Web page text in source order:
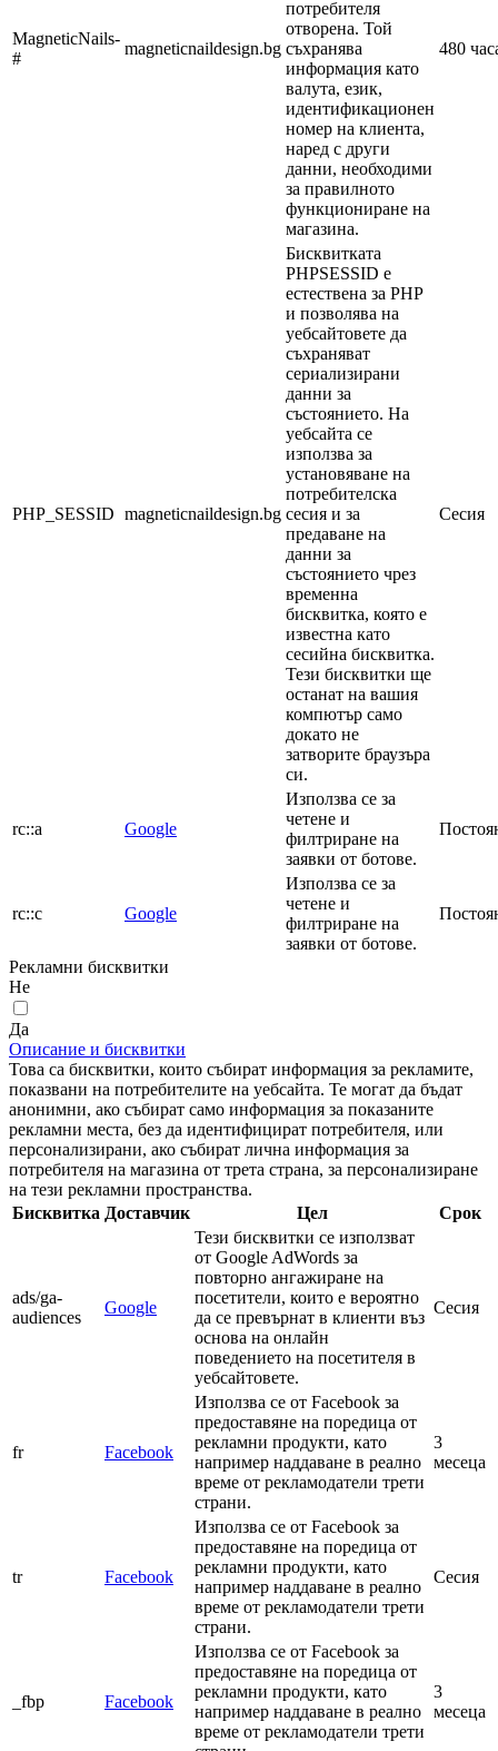
MagneticNails-
#
magneticnaildesign.bg
потребителя
отворена. Той
съхранява
информация като
валута, език,
идентификационен
номер на клиента,
наред с други
данни, необходими
за правилното
функциониране на
магазина.
480
PHP_SESSID magneticnaildesign.bg
Бисквитката
PHPSESSID е
естествена за PHP
и позволява на
уебсайтовете да
съхраняват
сериализирани
данни за
състоянието. На
уебсайта се
използва за
установяване на
потребителска
сесия и за
предаване на
данни за
състоянието чрез
временна
бисквитка, която е
известна като
сесийна бисквитка.
Тези бисквитки ще
останат на вашия
компютър само
докато не
затворите браузъра
си.
Сесия
rc::a Google
Използва се за
четене и
филтриране на
заявки от ботове.
rc::c Google
Използва се за
четене и
филтриране на
заявки от ботове.
Рекламни бисквитки
Не
Да
Описание и бисквитки
Това са бисквитки, които събират информация за рекламите,
показвани на потребителите на уебсайта. Те могат да бъдат
анонимни, ако събират само информация за показаните
рекламни места, без да идентифицират потребителя, или
персонализирани, ако събират лична информация за
потребителя на магазина от трета страна, за персонализиране
на тези рекламни пространства.
Бисквитка Доставчик Цел Срок
ads/ga-
audiences
Google
Тези бисквитки се използват
от Google AdWords за
повторно ангажиране на
посетители, които е вероятно
да се превърнат в клиенти въз
основа на онлайн
поведението на посетителя в
уебсайтовете.
Сесия
fr Facebook
Използва се от Facebook за
предоставяне на поредица от
рекламни продукти, като
например наддаване в реално
време от рекламодатели трети
страни.
3
месеца
tr Facebook
Използва се от Facebook за
предоставяне на поредица от
рекламни продукти, като
например наддаване в реално
време от рекламодатели трети
страни.
Сесия
_fbp Facebook
Използва се от Facebook за
предоставяне на поредица от
рекламни продукти, като
например наддаване в реално
време от рекламодатели трети
3
месеца